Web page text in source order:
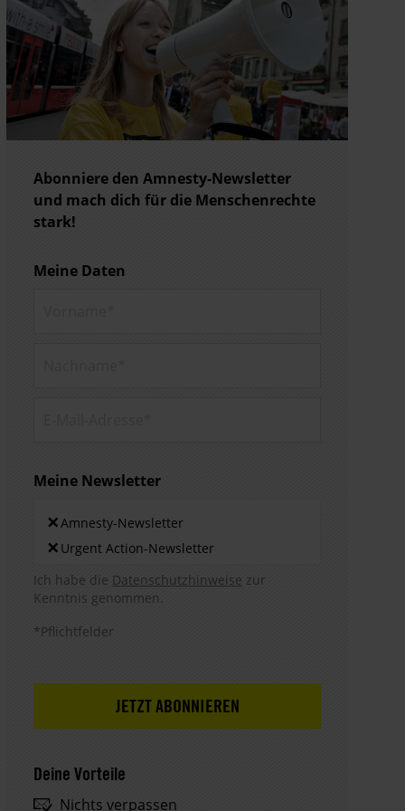
Abonniere den Amnesty-Newsletter
und mach dich für die Menschenrechte
stark!
Meine Daten
Meine Newsletter
×Amnesty-Newsletter
× Urgent Action-Newsletter
Hinweis DSE
Ich habe die Datenschutzhinweise zur
Kenntnis genommen.
*Pflichtfelder
Deine Vorteile
Nichts verpassen